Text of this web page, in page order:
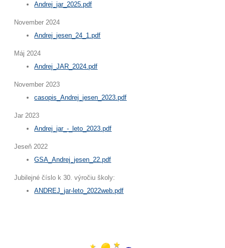
Andrej_jar_2025.pdf
November 2024
Andrej_jesen_24_1.pdf
Máj 2024
Andrej_JAR_2024.pdf
November 2023
casopis_Andrej_jesen_2023.pdf
Jar 2023
Andrej_jar_-_leto_2023.pdf
Jeseň 2022
GSA_Andrej_jesen_22.pdf
Jubilejné číslo k 30. výročiu školy:
ANDREJ_jar-leto_2022web.pdf